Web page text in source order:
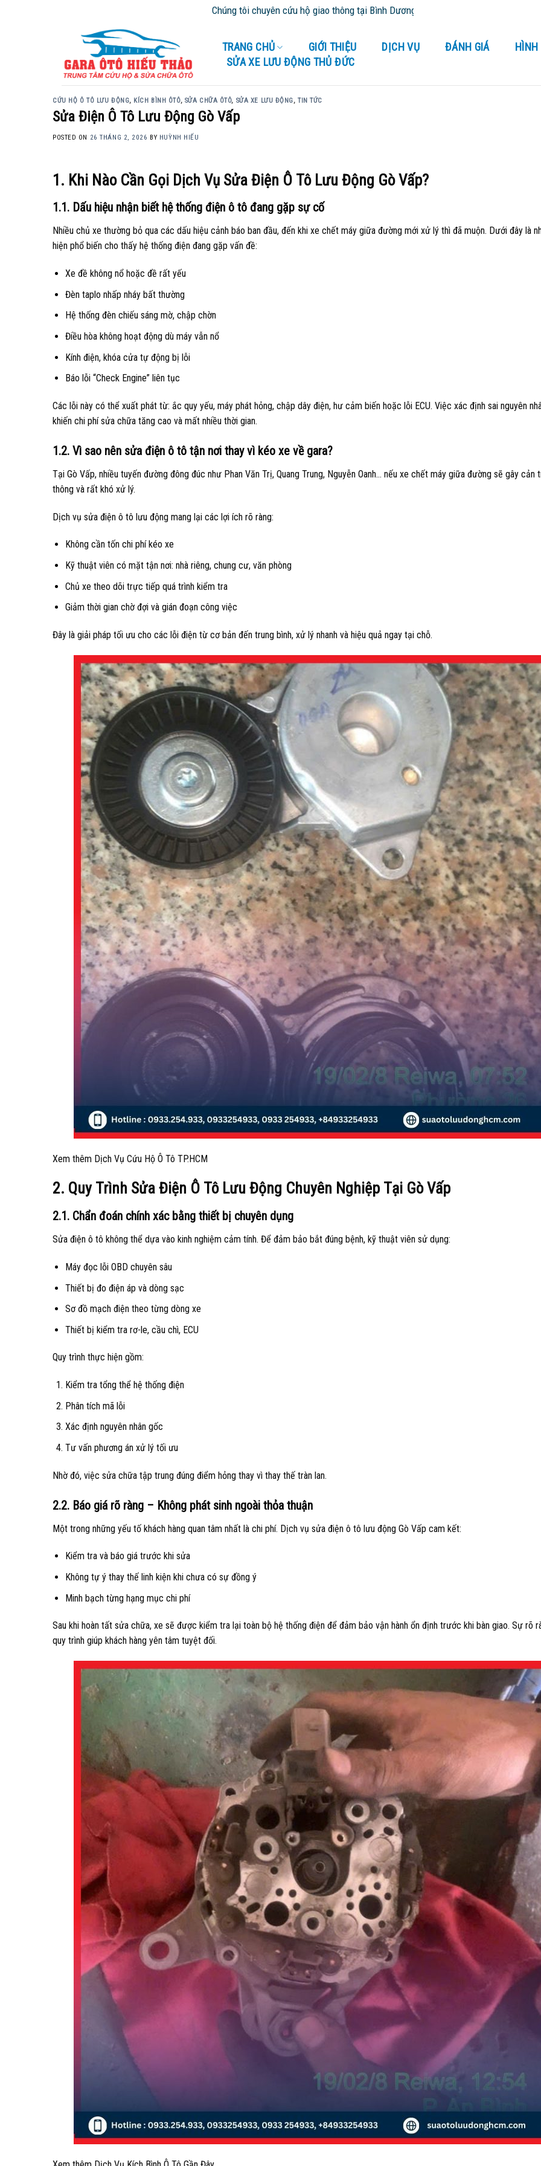
Chúng tôi chuyên cứu hộ giao thông tại Bình Dương và tỉnh thành lân cận - Cứu Hộ 24/24
TRANG CHỦ GIỚI THIỆU DỊCH VỤ ĐÁNH GIÁ
HÌNH
SỬA XE LƯU ĐỘNG THỦ ĐỨC
CỨU HỘ Ô TÔ LƯU ĐỘNG, KÍCH BÌNH ÔTÔ, SỬA CHỮA ÔTÔ, SỬA XE LƯU ĐỘNG,TIN TỨC
Sửa Điện Ô Tô Lưu Động Gò Vấp
POSTED ON 26 THÁNG 2, 2026 BY HUỲNH HIẾU
1. Khi Nào Cần Gọi Dịch Vụ Sửa Điện Ô Tô Lưu Động Gò Vấp?
1.1. Dấu hiệu nhận biết hệ thống điện ô tô đang gặp sự cố
Nhiều chủ xe thường bỏ qua các dấu hiệu cảnh báo ban đầu, đến khi xe chết máy giữa đường mới xử lý thì đã muộn. Dưới đây là
hiện phổ biến cho thấy hệ thống điện đang gặp vấn đề:
Xe đề không nổ hoặc đề rất yếu
Đèn taplo nhấp nháy bất thường
Hệ thống đèn chiếu sáng mờ, chập chờn
Điều hòa không hoạt động dù máy vẫn nổ
Kính điện, khóa cửa tự động bị lỗi
Báo lỗi “Check Engine” liên tục
Các lỗi này có thể xuất phát từ: ắc quy yếu, máy phát hỏng, chập dây điện, hư cảm biến hoặc lỗi ECU. Việc xác định sai nguyên
khiến chi phí sửa chữa tăng cao và mất nhiều thời gian.
1.2. Vì sao nên sửa điện ô tô tận nơi thay vì kéo xe về gara?
Tại Gò Vấp, nhiều tuyến đường đông đúc như Phan Văn Trị, Quang Trung, Nguyễn Oanh… nếu xe chết máy giữa đường sẽ gây cản
thông và rất khó xử lý.
Dịch vụ sửa điện ô tô lưu động mang lại các lợi ích rõ ràng:
Không cần tốn chi phí kéo xe
Kỹ thuật viên có mặt tận nơi: nhà riêng, chung cư, văn phòng
Chủ xe theo dõi trực tiếp quá trình kiểm tra
Giảm thời gian chờ đợi và gián đoạn công việc
Đây là giải pháp tối ưu cho các lỗi điện từ cơ bản đến trung bình, xử lý nhanh và hiệu quả ngay tại chỗ.
Xem thêm Dịch Vụ Cứu Hộ Ô Tô TP.HCM
2. Quy Trình Sửa Điện Ô Tô Lưu Động Chuyên Nghiệp Tại Gò Vấp
2.1. Chẩn đoán chính xác bằng thiết bị chuyên dụng
Sửa điện ô tô không thể dựa vào kinh nghiệm cảm tính. Để đảm bảo bắt đúng bệnh, kỹ thuật viên sử dụng:
Máy đọc lỗi OBD chuyên sâu
Thiết bị đo điện áp và dòng sạc
Sơ đồ mạch điện theo từng dòng xe
Thiết bị kiểm tra rơ-le, cầu chì, ECU
Quy trình thực hiện gồm:
Kiểm tra tổng thể hệ thống điện
Phân tích mã lỗi
Xác định nguyên nhân gốc
Tư vấn phương án xử lý tối ưu
Nhờ đó, việc sửa chữa tập trung đúng điểm hỏng thay vì thay thế tràn lan.
2.2. Báo giá rõ ràng – Không phát sinh ngoài thỏa thuận
Một trong những yếu tố khách hàng quan tâm nhất là chi phí. Dịch vụ sửa điện ô tô lưu động Gò Vấp cam kết:
Kiểm tra và báo giá trước khi sửa
Không tự ý thay thế linh kiện khi chưa có sự đồng ý
Minh bạch từng hạng mục chi phí
Sau khi hoàn tất sửa chữa, xe sẽ được kiểm tra lại toàn bộ hệ thống điện để đảm bảo vận hành ổn định trước khi bàn giao. Sự rõ
quy trình giúp khách hàng yên tâm tuyệt đối.